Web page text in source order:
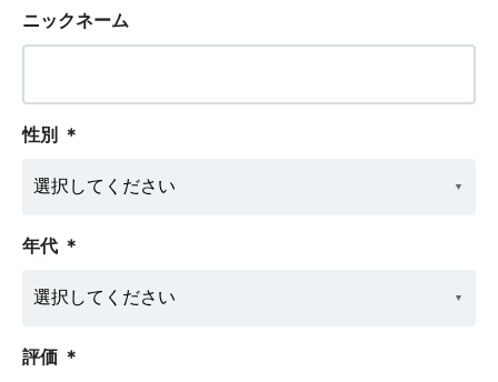
ニックネーム
性別 ＊
年代 ＊
評価 ＊